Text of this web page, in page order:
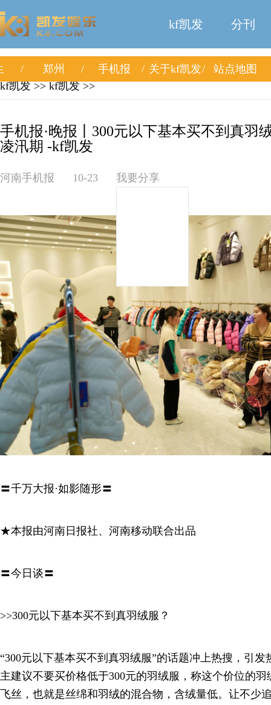
kf凯发 分刊
郑州 手机报 关于kf凯发
站点地图
kf凯发 >> kf凯发 >>
手机报·晚报丨300元以下基本买不到真羽
凌汛期 -kf凯发
河南手机报 10-23 我要分享
〓千万大报·如影随形〓
★本报由河南日报社、河南移动联合出品
〓今日谈〓
>>300元以下基本买不到真羽绒服？
“300元以下基本买不到真羽绒服”的话题冲上热搜，引
主建议不要买价格低于300元的羽绒服，称这个价位的
飞丝，也就是丝绵和羽绒的混合物，含绒量低。让不少